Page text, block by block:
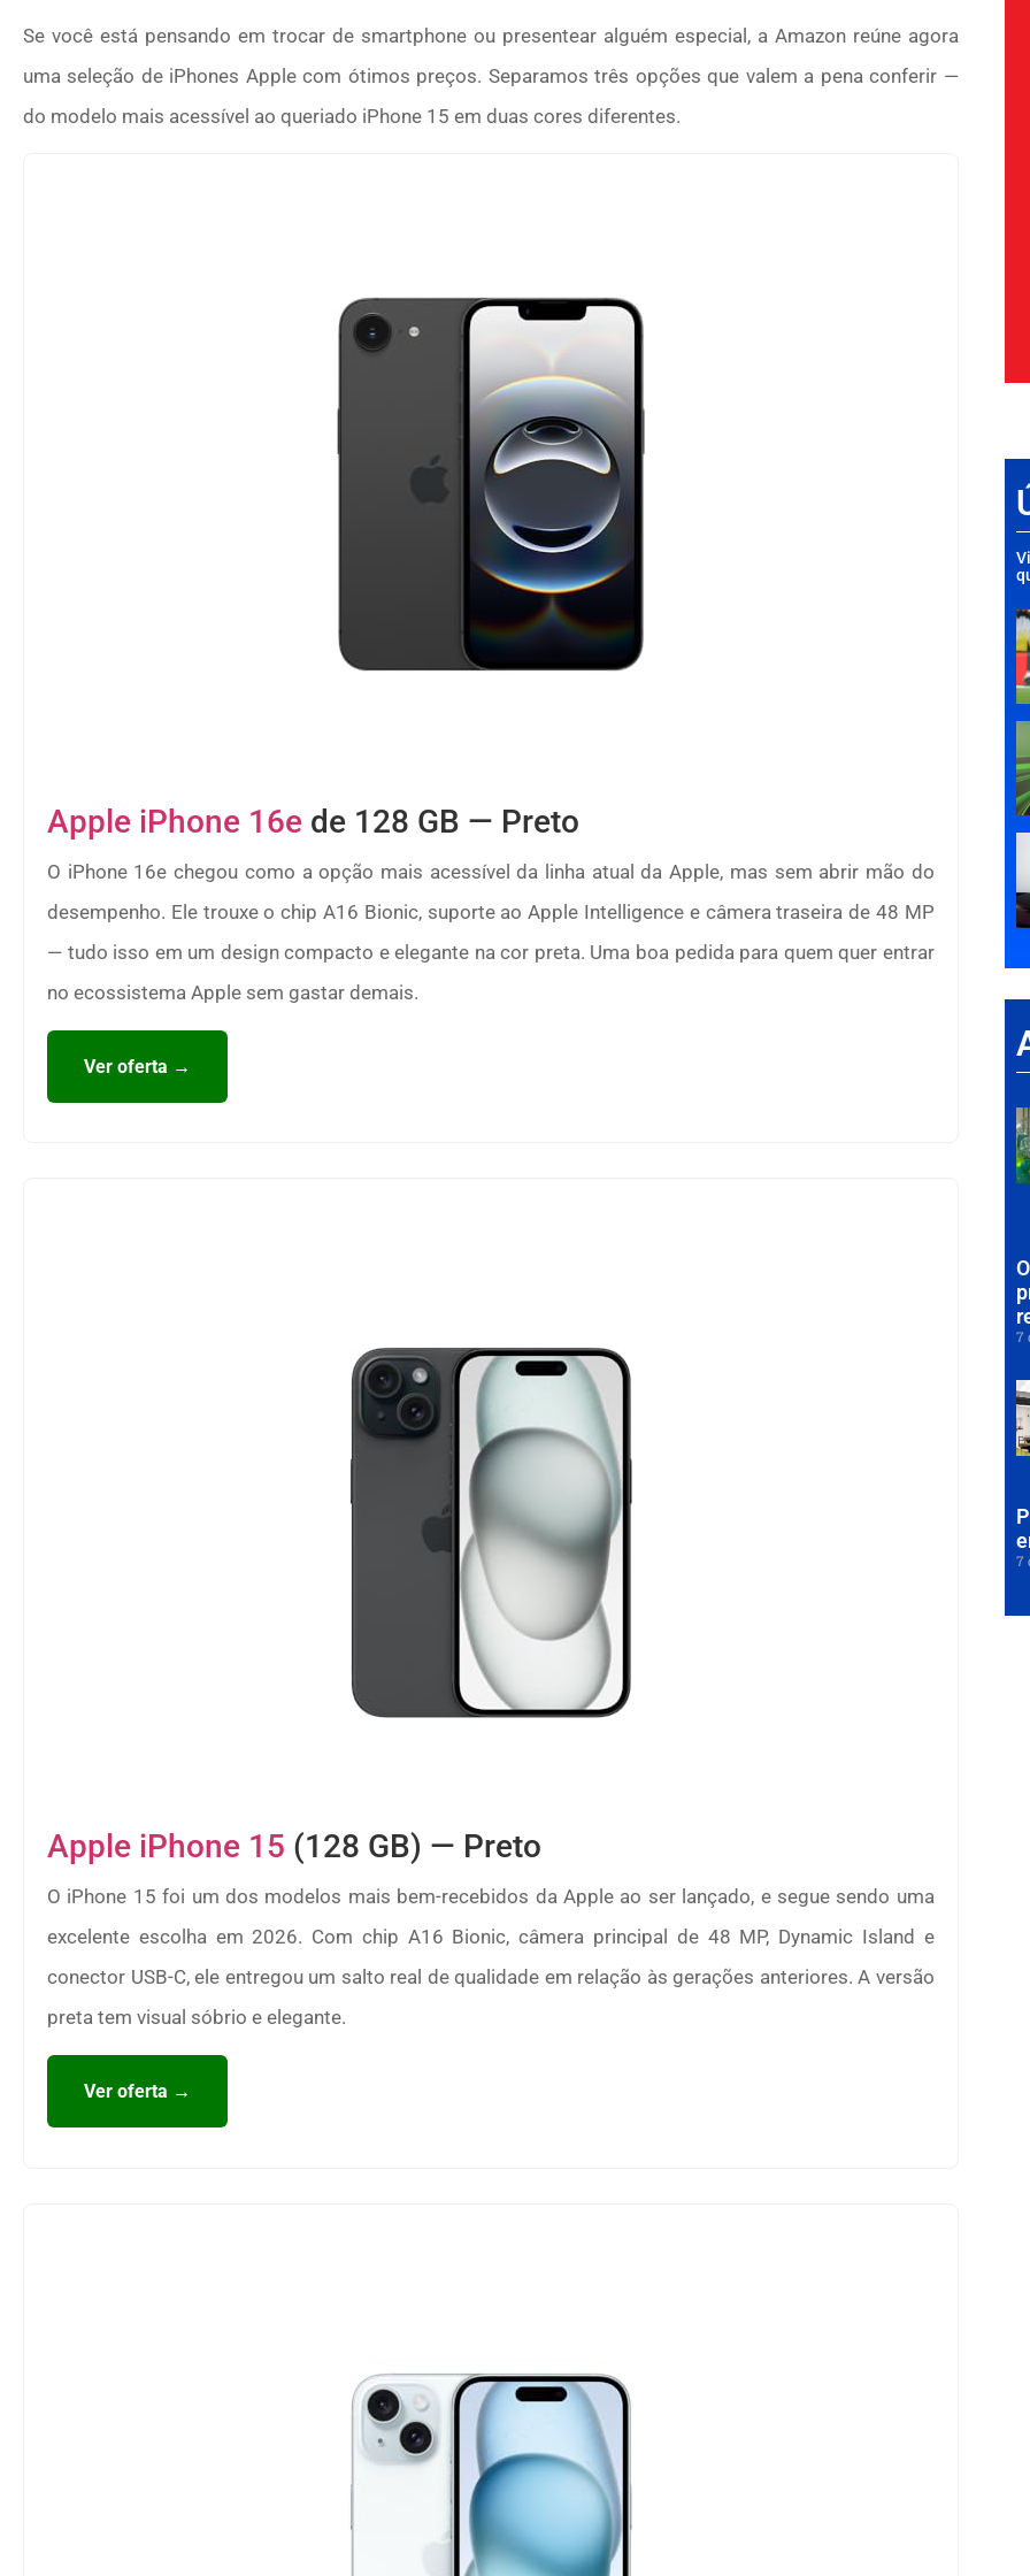
Se você está pensando em trocar de smartphone ou presentear alguém especial, a Amazon reúne agora
uma seleção de iPhones Apple com ótimos preços. Separamos três opções que valem a pena conferir —
do modelo mais acessível ao queriado iPhone 15 em duas cores diferentes.
Apple iPhone 16e de 128 GB — Preto
O iPhone 16e chegou como a opção mais acessível da linha atual da Apple, mas sem abrir mão do
desempenho. Ele trouxe o chip A16 Bionic, suporte ao Apple Intelligence e câmera traseira de 48 MP
— tudo isso em um design compacto e elegante na cor preta. Uma boa pedida para quem quer entrar
no ecossistema Apple sem gastar demais.
Ver oferta →
Apple iPhone 15 (128 GB) — Preto
O iPhone 15 foi um dos modelos mais bem-recebidos da Apple ao ser lançado, e segue sendo uma
excelente escolha em 2026. Com chip A16 Bionic, câmera principal de 48 MP, Dynamic Island e
conector USB-C, ele entregou um salto real de qualidade em relação às gerações anteriores. A versão
preta tem visual sóbrio e elegante.
Ver oferta →
7
7